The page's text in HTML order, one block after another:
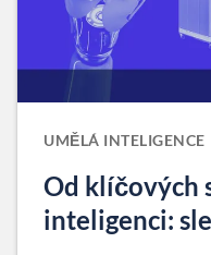
UMĚLÁ INTELIGENCE
Od klíčových
inteligenci: